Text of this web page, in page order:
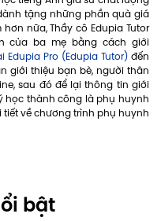
tặng những phần quà giá
nữa, Thầy cô Edupia Tutor
của ba mẹ bằng cách giới
Pro (Edupia Tutor)đến
giới thiệu bạn bè, người thân
sau đó để lại thông tin giới
học thành công là phụ huynh
về chương trình phụ huynh
bật